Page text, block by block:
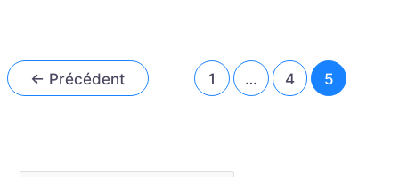
← Précédent 1 … 4 5